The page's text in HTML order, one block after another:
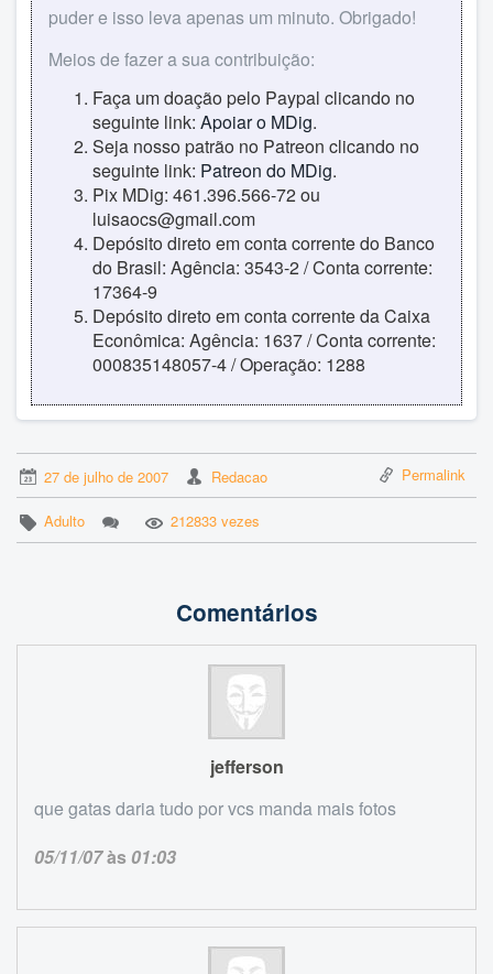
puder e isso leva apenas um minuto. Obrigado!
Meios de fazer a sua contribuição:
Faça um doação pelo Paypal clicando no
seguinte link: Apoiar o MDig.
Seja nosso patrão no Patreon clicando no
seguinte link: Patreon do MDig.
Pix MDig: 461.396.566-72 ou
luisaocs@gmail.com
Depósito direto em conta corrente do Banco
do Brasil: Agência: 3543-2 / Conta corrente:
17364-9
Depósito direto em conta corrente da Caixa
Econômica: Agência: 1637 / Conta corrente:
000835148057-4 / Operação: 1288
27 de julho de 2007 Redacao Permalink
Adulto 212833 vezes
Comentários
jefferson
que gatas daria tudo por vcs manda mais fotos
05/11/07às01:03